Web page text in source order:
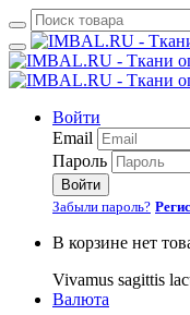
Войти
Email
Пароль
Войти
Забыли пароль?
В корзине нет
Vivamus sagittis
Валюта